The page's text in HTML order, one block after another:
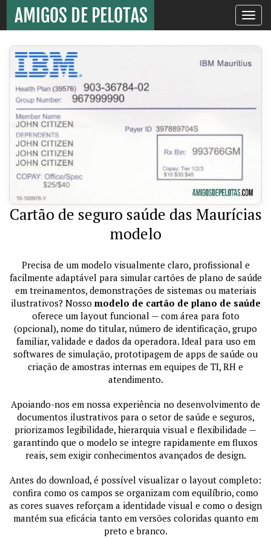
Toggle
Cartão de seguro saúde das Maurícias
modelo
Precisa de um modelo visualmente claro, profissional e
facilmente adaptável para simular cartões de plano de saúde
em treinamentos, demonstrações de sistemas ou materiais
ilustrativos? Nosso modelo de cartão de plano de saúde
oferece um layout funcional — com área para foto
(opcional), nome do titular, número de identificação, grupo
familiar, validade e dados da operadora. Ideal para uso em
softwares de simulação, prototipagem de apps de saúde ou
criação de amostras internas em equipes de TI, RH e
atendimento.
Apoiando-nos em nossa experiência no desenvolvimento de
documentos ilustrativos para o setor de saúde e seguros,
priorizamos legibilidade, hierarquia visual e flexibilidade —
garantindo que o modelo se integre rapidamente em fluxos
reais, sem exigir conhecimentos avançados de design.
Antes do download, é possível visualizar o layout completo:
confira como os campos se organizam com equilíbrio, como
as cores suaves reforçam a identidade visual e como o design
mantém sua eficácia tanto em versões coloridas quanto em
preto e branco.